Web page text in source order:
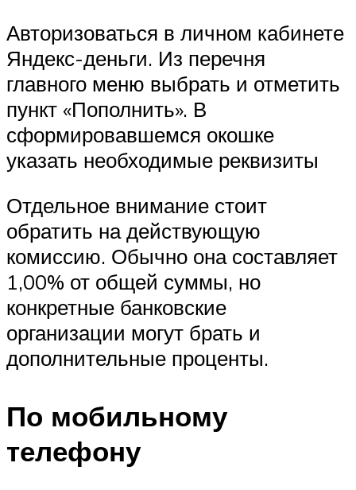
Авторизоваться в личном кабинете
Яндекс-деньги. Из перечня
главного меню выбрать и отметить
пункт «Пополнить». В
сформировавшемся окошке
указать необходимые реквизиты
Отдельное внимание стоит
обратить на действующую
комиссию. Обычно она составляет
1,00% от общей суммы, но
конкретные банковские
организации могут брать и
дополнительные проценты.
По мобильному
телефону